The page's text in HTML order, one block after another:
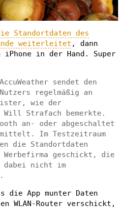
Standortdaten des
weiterleitet , dann
iPhone in der Hand. Super
sendet den
regelmäßig an
wie der
Strafach bemerkte.
an- oder abgeschaltet
Im Testzeitraum
die Standortdaten
Werbefirma geschickt, die
dabei nicht im
App munter Daten
WLAN-Router verschickt,